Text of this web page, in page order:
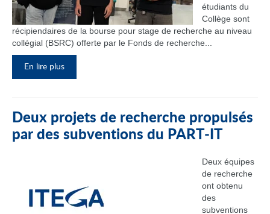
étudiants du
Collège sont
récipiendaires de la bourse pour stage de recherche au niveau
collégial (BSRC) offerte par le Fonds de recherche...
En lire plus
Deux projets de recherche propulsés
par des subventions du PART‑IT
Deux équipes
de recherche
ont obtenu
des
subventions